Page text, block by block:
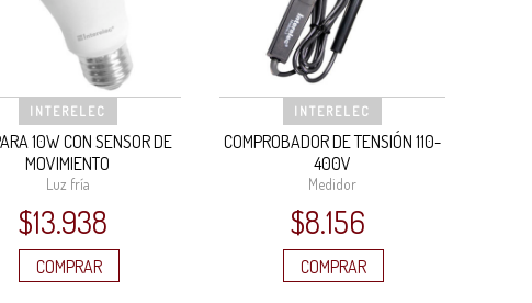
INTERELEC
10W CON SENSOR DE
MOVIMIENTO
Luz fría
$13.938
COMPRAR
INTERELEC
COMPROBADOR DE TENSIÓN 110-
400V
Medidor
$8.156
COMPRAR